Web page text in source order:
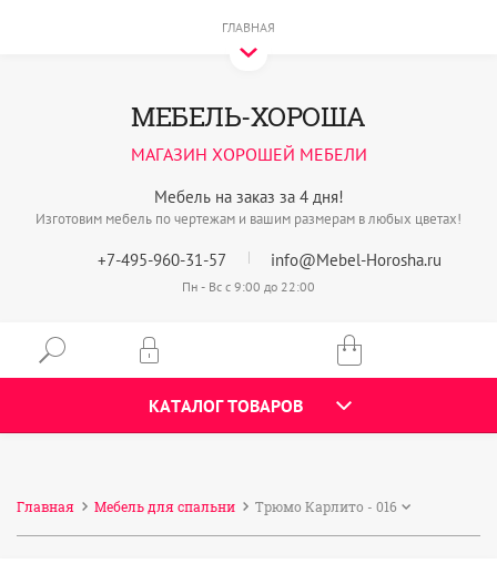
ГЛАВНАЯ
Мебель на заказ за 4 дня!
Изготовим мебель по чертежам и вашим размерам в любых цветах!
МЕБЕЛЬ-ХОРОША
МАГАЗИН ХОРОШЕЙ МЕБЕЛИ
+7-495-960-31-57 info@Mebel-Horosha.ru
Пн - Вс с 9:00 до 22:00
КАТАЛОГ ТОВАРОВ
Главная Мебель для спальни Трюмо Карлито - 016